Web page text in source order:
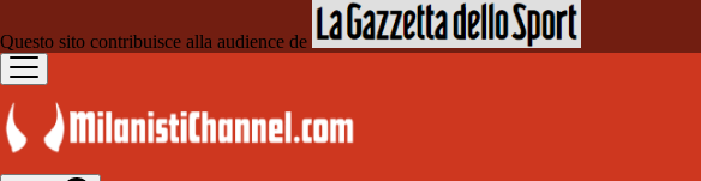
Questo sito contribuisce alla audience de